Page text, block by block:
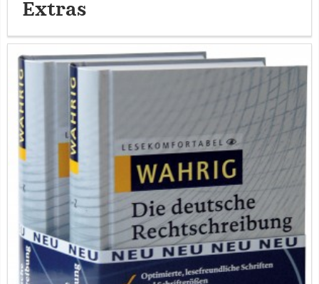
Extras